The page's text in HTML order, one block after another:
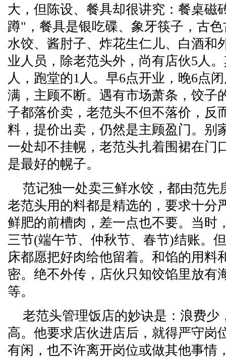
大，但陈设、餐具却很讲究：餐桌磁
蹲"，餐具是银吃碟、象牙筷子，古
水饺、酱肘子、炸花生仁儿、白酒和
业人员，除老范头外，尚有店伙5人
人，跑堂的1人。早6点开业，晚6点
满，主顾不断。遇有市场萧条，饺子
子都落价卖，老范头不但不落价，反
料，提价出卖，仍然是主顾盈门。别
一处却不挂幌，老范头扎着围裙在门
是最好的幌子。
范记独一处卖三鲜水饺，都由范先
老范头用的料都是精选的，要求十分
鲜肥的前槽肉，差一点也不要。当时
三节(端午节、仲秋节、春节)结账。
床都愿把好肉给他留着。和馅的用料
密。绝不外传，店伙只知饺馅里放有
等。
老范头管理饭店的妙诀是：浪费少
高。他要求店伙进店后，就得严守岗
有闲，也不许离开岗位或做其他事情